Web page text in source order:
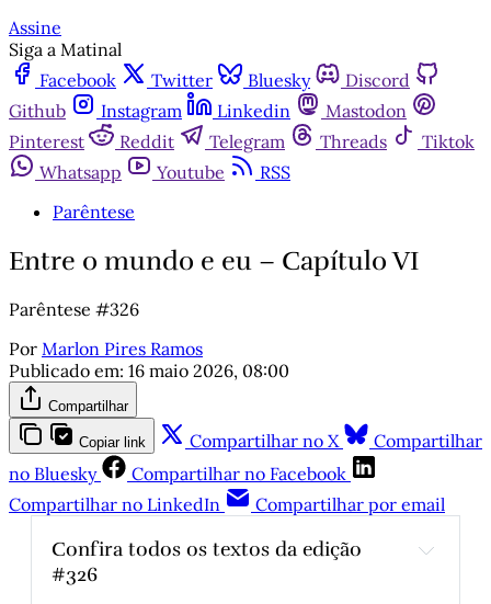
Assine
Siga a Matinal
Facebook
Twitter Bluesky
Discord
Github
Instagram Linkedin
Mastodon
Pinterest
Reddit Telegram Threads
Tiktok
Whatsapp
Youtube
RSS
Parêntese
Entre o mundo e eu – Capítulo VI
Parêntese #326
Por Marlon Pires Ramos
Publicado em: 16 maio 2026, 08:00
Compartilhar
Copiar link Compartilhar no X
Compartilhar
no Bluesky
Compartilhar no Facebook
Compartilhar no LinkedIn
Compartilhar por email
Confira todos os textos da edição
#326